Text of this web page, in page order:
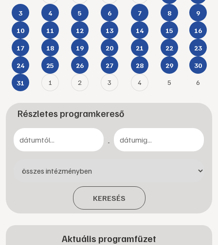
3 4 5 6 7 8 9
10 11 12 13 14 15 16
17 18 19 20 21 22 23
24 25 26 27 28 29 30
31 1 2 3 4 5 6
Részletes programkereső
-
KERESÉS
Aktuális programfüzet